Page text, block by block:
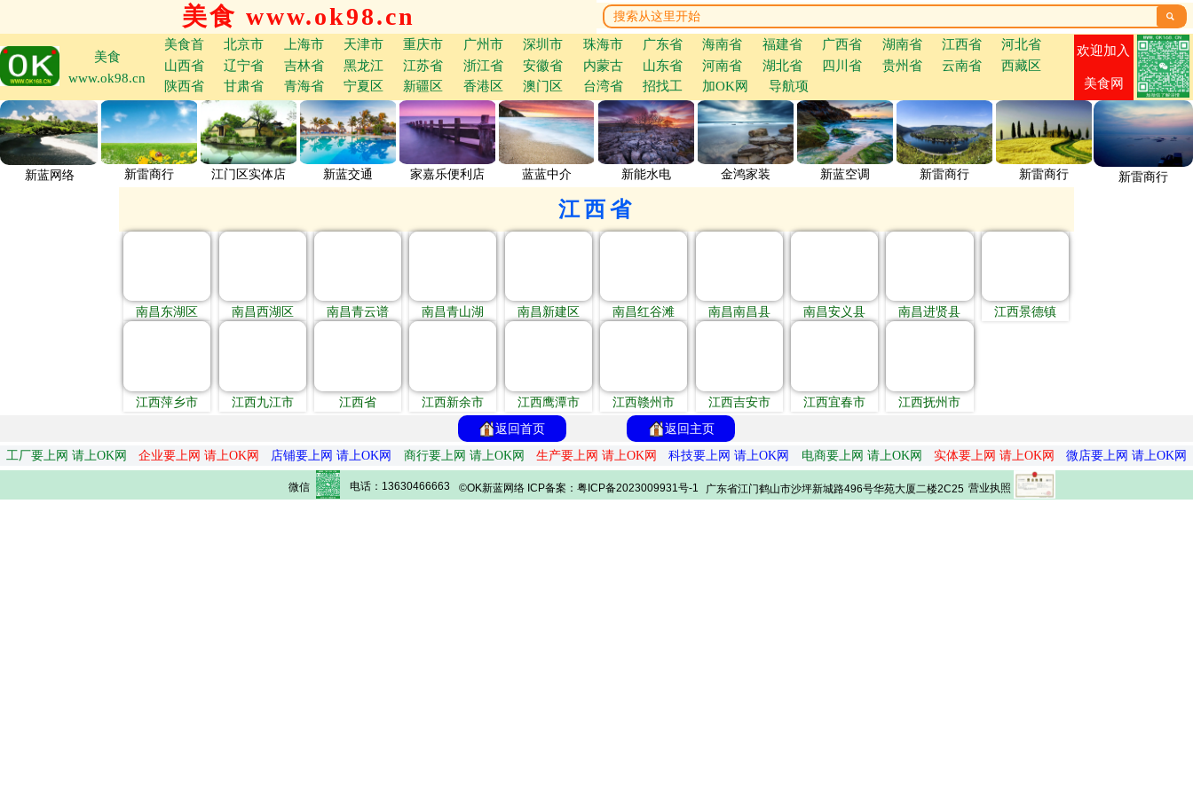
美食 www.ok98.cn 
美食
www.ok98.cn
美食首 北京市 上海市 天津市 重庆市 广州市 深圳市 珠海市 广东省 海南省 福建省 广西省 湖南省 江西省
河北省
山西省
辽宁省 吉林省 黑龙江 江苏省 浙江省 安徽省 内蒙古 山东省 河南省 湖北省 四川省 贵州省 云南省
西藏区
陕西省
甘肃省 青海省 宁夏区 新疆区 香港区 澳门区 台湾省 招找工 加OK网 导航项
欢迎加入
美食网
新蓝网络 新雷商行 江门区实体店 新蓝交通 家嘉乐便利店 蓝蓝中介 新能水电 金鸿家装 新蓝空调 新雷商行 新雷商行 新雷商行
江西省
南昌东湖区 南昌西湖区 南昌青云谱 南昌青山湖 南昌新建区 南昌红谷滩 南昌南昌县 南昌安义县 南昌进贤县 江西景德镇
江西萍乡市 江西九江市 江西省 江西新余市 江西鹰潭市 江西赣州市 江西吉安市 江西宜春市
江西抚州市
返回首页
返回主页
工厂要上网 请上OK网
企业要上网 请上OK网 店铺要上网 请上OK网 商行要上网 请上OK网 生产要上网 请上OK网 科技要上网 请上OK网 电商要上网 请上OK网 实体要上网 请上OK网 微店要上网 请上OK网
微信 电话：13630466663 ©OK新蓝网络 ICP备案：粤ICP备2023009931号-1 广东省江门鹤山市沙坪新城路496号华苑大厦二楼2C25 营业执照